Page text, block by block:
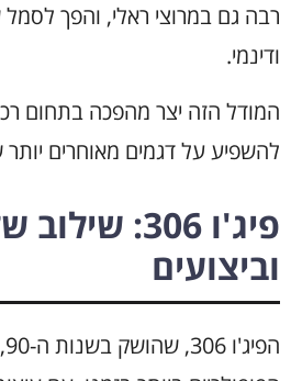
רבה גם במרוצי ראלי, והפך לסמל
ודינמי.
המודל הזה יצר מהפכה בתחום
להשפיע על דגמים מאוחרים יותר
פיג'ו 306:
וביצועים